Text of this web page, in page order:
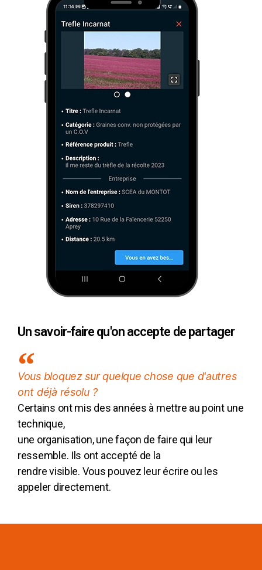
Un savoir-faire qu'on accepte de partager
Vous bloquez sur quelque chose que d'autres
ont déjà résolu ?
Certains ont mis des années à mettre au point une
technique,
une organisation, une façon de faire qui leur
ressemble. Ils ont accepté de la
rendre visible. Vous pouvez leur écrire ou les
appeler directement.